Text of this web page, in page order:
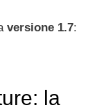
versione 1.7:
la